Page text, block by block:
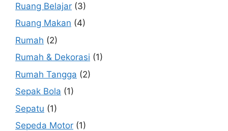
Ruang Belajar (3)
Ruang Makan (4)
Rumah (2)
Rumah & Dekorasi (1)
Rumah Tangga (2)
Sepak Bola (1)
Sepatu (1)
Sepeda Motor (1)